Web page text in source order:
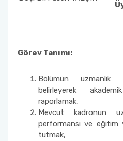
Görev Tanımı:
Bölümün uzmanlık
belirleyerek
raporlamak,
Mevcut kadronun
performansı ve eğitim
tutmak,
Eğitim ve Öğretim Komisyonu
Bologna Komisyonu
Öğretim Kadrosu Planlama
Eğitim Öğretim Programları
Komisyonu